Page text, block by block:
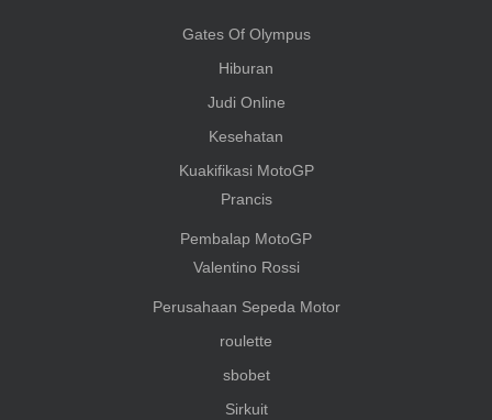
Gates Of Olympus
Hiburan
Judi Online
Kesehatan
Kuakifikasi MotoGP
Prancis
Pembalap MotoGP
Valentino Rossi
Perusahaan Sepeda Motor
roulette
sbobet
Sirkuit